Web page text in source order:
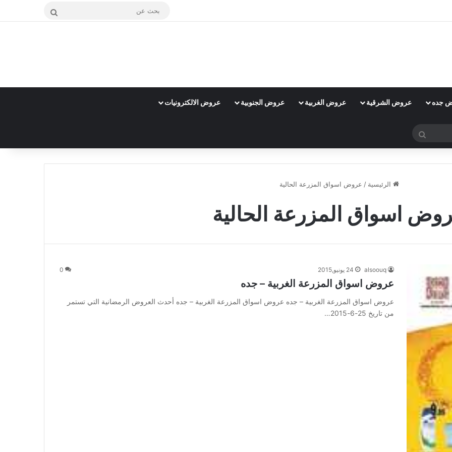
بحث
جده عروض الشرقية عروض الغربية عروض الجنوبية عروض الالكترونيات
بحث
الرئيسية / عروض اسواق المزرعة الحالية
اسواق المزرعة الحالية
alsoouq 24 يونيو,2015 0
عروض اسواق المزرعة الغربية – جده
عروض اسواق المزرعة الغربية – جده عروض اسواق المزرعة الغربية – جده أحدث العروض الرمضانية التي تستمر
من تاريخ 25-6-2015…